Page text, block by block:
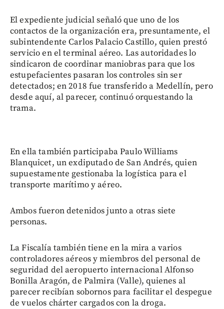
El expediente judicial señaló que uno de los
contactos de la organización era, presuntamente, el
subintendente Carlos Palacio Castillo, quien prestó
servicio en el terminal aéreo. Las autoridades lo
sindicaron de coordinar maniobras para que los
estupefacientes pasaran los controles sin ser
detectados; en 2018 fue transferido a Medellín, pero
desde aquí, al parecer, continuó orquestando la
trama.
En ella también participaba Paulo Williams
Blanquicet, un exdiputado de San Andrés, quien
supuestamente gestionaba la logística para el
transporte marítimo y aéreo.
Ambos fueron detenidos junto a otras siete
personas.
La Fiscalía también tiene en la mira a varios
controladores aéreos y miembros del personal de
seguridad del aeropuerto internacional Alfonso
Bonilla Aragón, de Palmira (Valle), quienes al
parecer recibían sobornos para facilitar el despegue
de vuelos chárter cargados con la droga.